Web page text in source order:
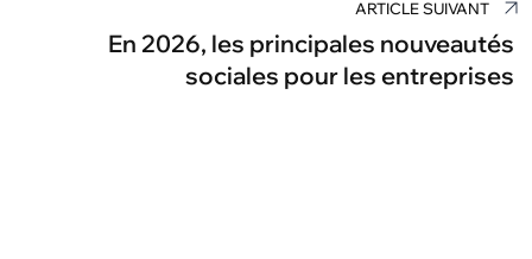
ARTICLE SUIVANT
En 2026, les principales nouveautés
sociales pour les entreprises